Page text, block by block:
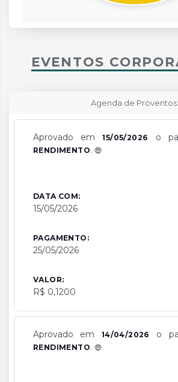
End of interactive chart.
EVENTOS
Agenda de Proventos:
Aprovado em15/05/2026 o
RENDIMENTO.
DATA COM:
15/05/2026
PAGAMENTO:
25/05/2026
VALOR:
R$ 0,1200
Aprovado em 14/04/2026 o
RENDIMENTO.